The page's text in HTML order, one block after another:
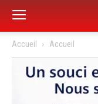
Accueil Accueil